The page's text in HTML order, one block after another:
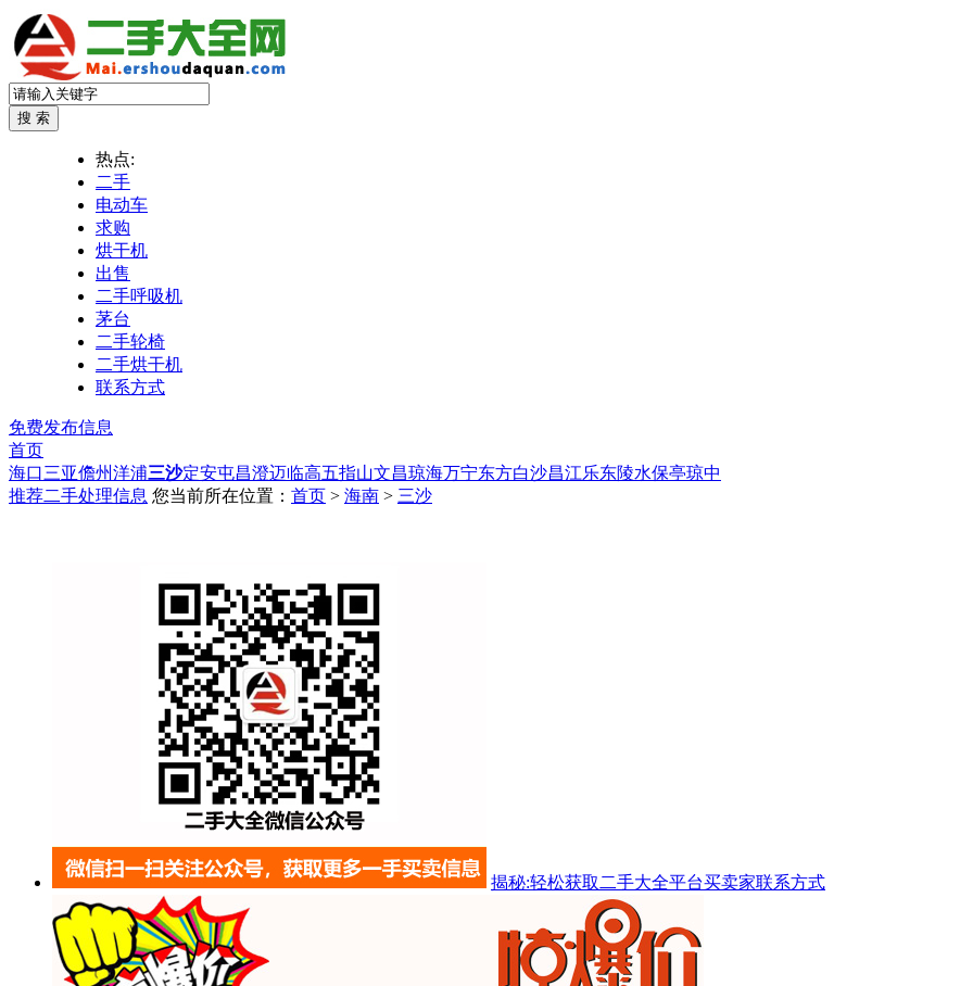
热点:
二手
电动车
求购
烘干机
出售
二手呼吸机
茅台
二手轮椅
二手烘干机
联系方式
免费发布信息
首页
海口三亚儋州洋浦三沙定安屯昌澄迈临高五指山文昌琼海万宁东方白沙昌江乐东陵水保亭琼中
推荐二手处理信息 您当前所在位置： 首页 > 海南 > 三沙
揭秘:轻松获取二手大全平台买卖家联系方式